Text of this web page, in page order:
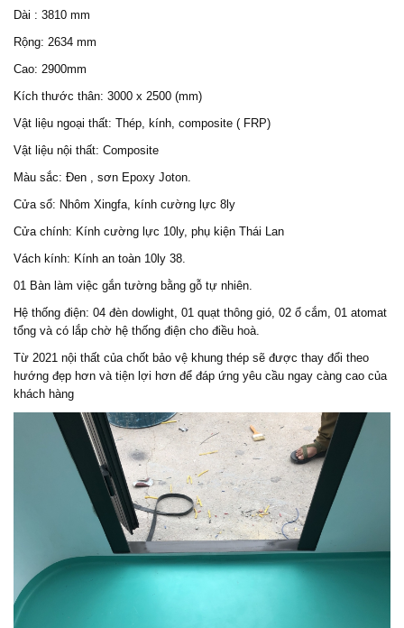
Dài : 3810 mm
Rộng: 2634 mm
Cao: 2900mm
Kích thước thân: 3000 x 2500 (mm)
Vật liệu ngoại thất: Thép, kính, composite ( FRP)
Vật liệu nội thất: Composite
Màu sắc: Đen , sơn Epoxy Joton.
Cửa sổ: Nhôm Xingfa, kính cường lực 8ly
Cửa chính: Kính cường lực 10ly, phụ kiện Thái Lan
Vách kính: Kính an toàn 10ly 38.
01 Bàn làm việc gắn tường bằng gỗ tự nhiên.
Hệ thống điện: 04 đèn dowlight, 01 quạt thông gió, 02 ổ cắm, 01 atomat
tổng và có lắp chờ hệ thống điện cho điều hoà.
Từ 2021 nội thất của chốt bảo vệ khung thép sẽ được thay đổi theo
hướng đẹp hơn và tiện lợi hơn để đáp ứng yêu cầu ngay càng cao của
khách hàng